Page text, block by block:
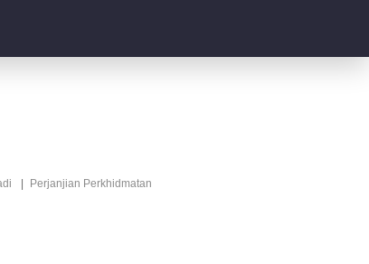
Perjanjian Perkhidmatan